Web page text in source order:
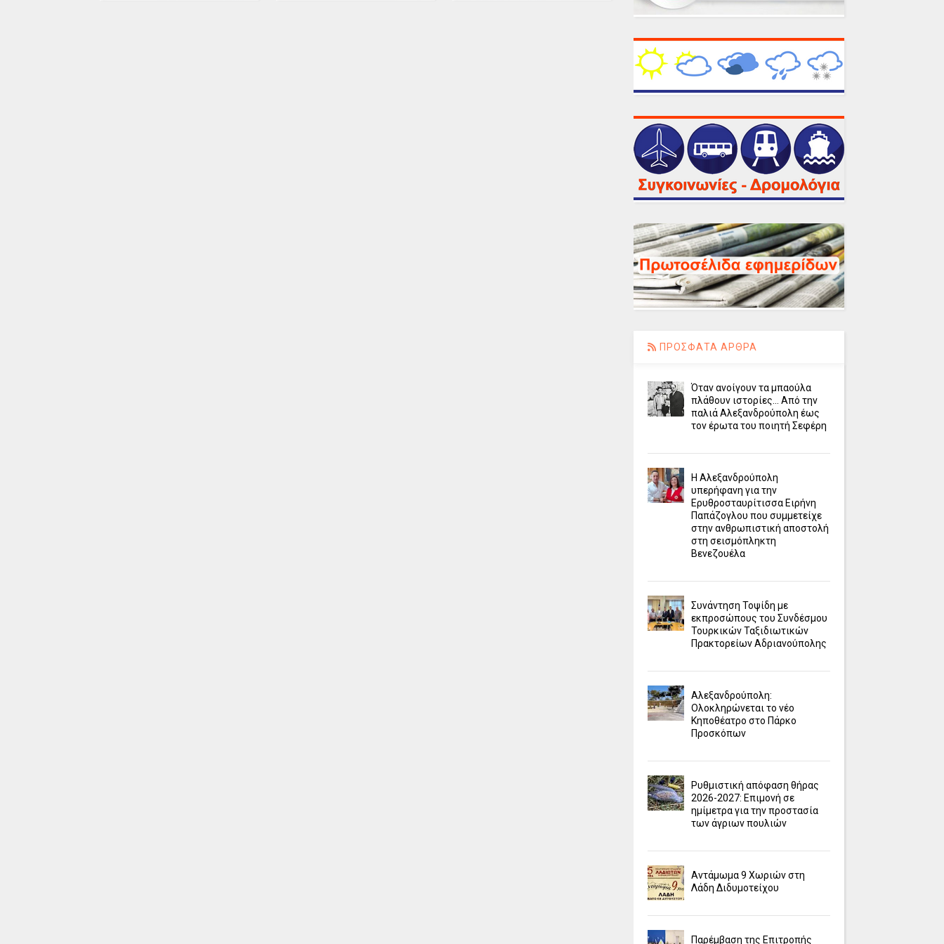
ΠΡΟΣΦΑΤΑ ΑΡΘΡΑ
Όταν ανοίγουν τα μπαούλα
πλάθουν ιστορίες... Από την
παλιά Αλεξανδρούπολη έως
τον έρωτα του ποιητή Σεφέρη
Η Αλεξανδρούπολη
υπερήφανη για την
Ερυθροσταυρίτισσα Ειρήνη
Παπάζογλου που συμμετείχε
στην ανθρωπιστική αποστολή
στη σεισμόπληκτη
Βενεζουέλα
Συνάντηση Τοψίδη με
εκπροσώπους του Συνδέσμου
Τουρκικών Ταξιδιωτικών
Πρακτορείων Αδριανούπολης
Αλεξανδρούπολη:
Ολοκληρώνεται το νέο
Κηποθέατρο στο Πάρκο
Προσκόπων
Ρυθμιστική απόφαση θήρας
2026-2027: Επιμονή σε
ημίμετρα για την προστασία
των άγριων πουλιών
Αντάμωμα 9 Χωριών στη
Λάδη Διδυμοτείχου
Παρέμβαση της Επιτροπής